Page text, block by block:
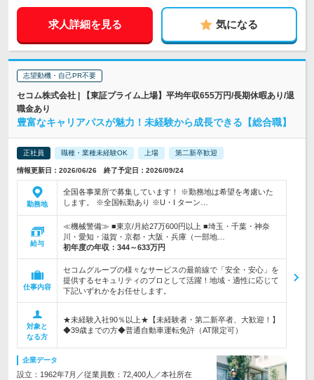
求人詳細を見る 気になる
志望動機・自己PR不要
セコム株式会社 | 【東証プライム上場】平均年収655万円/長期休暇あり/退
職金あり
豊富なキャリアパスが魅力！未経験から成長できる【総合職】
正社員 職種・業種未経験OK 上場 第二新卒歓迎
情報更新日：2026/06/26 終了予定日：2026/09/24
勤務地
全国各事業所で募集しています！ ※勤務地は希望を考慮いた
します。 ※全国転勤あり ※U・I ターン…
給与
≪機械警備≫ ■東京/月給27万600円以上 ■埼玉・千葉・神奈
川・愛知・滋賀・京都・大阪・兵庫（一部地…
初年度の年収： 344～633万円
仕事内容
セコムグループの様々なサービスの最前線で「安全・安心」を
提供するセキュリティのプロとして活躍！地域・適性に応じて
下記いずれかをお任せします。
対象と
なる方
★未経験入社90％以上★【未経験者・第二新卒者、大歓迎！】
◆39歳までの方◆普通自動車運転免許（AT限定可）
企業データ
設立：1962年7月／従業員数：72,400人／本社所在